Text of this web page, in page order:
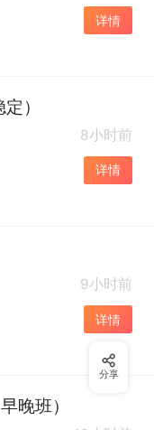
详情
）
8小时前
详情
9小时前
详情
晚班）
分享